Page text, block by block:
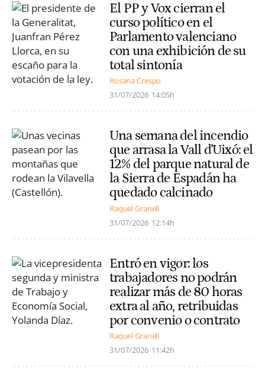
El PP y Vox cierran el
curso político en el
Parlamento valenciano
con una exhibición de su
total sintonía
Rosana Crespo
31/07/2026 14:05h
Una semana del incendio
que arrasa la Vall d'Uixó: el
12% del parque natural de
la Sierra de Espadán ha
quedado calcinado
Raquel Granell
31/07/2026 12:14h
Entró en vigor: los
trabajadores no podrán
realizar más de 80 horas
extra al año, retribuidas
por convenio o contrato
Raquel Granell
31/07/2026 11:42h